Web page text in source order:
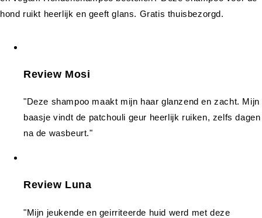
Review Mosi
"Deze shampoo maakt mijn haar glanzend en zacht. Mijn
baasje vindt de patchouli geur heerlijk ruiken, zelfs dagen
na de wasbeurt."
Review Luna
"Mijn jeukende en geirriteerde huid werd met deze